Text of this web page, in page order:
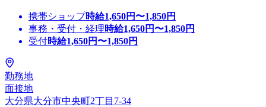
携帯ショップ時給1,650円〜1,850円
事務・受付・経理時給1,650円〜1,850円
受付時給1,650円〜1,850円
勤務地
面接地
大分県大分市中央町2丁目7-34